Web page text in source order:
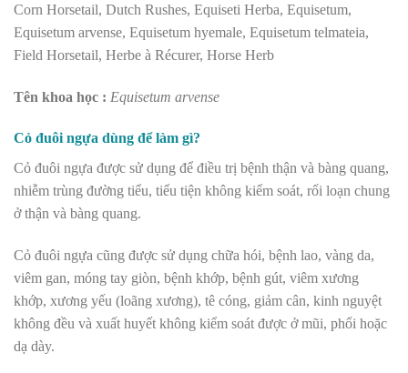
Corn Horsetail, Dutch Rushes, Equiseti Herba, Equisetum,
Equisetum arvense, Equisetum hyemale, Equisetum telmateia,
Field Horsetail, Herbe à Récurer, Horse Herb
Tên khoa học : Equisetum arvense
Cỏ đuôi ngựa dùng để làm gì?
Cỏ đuôi ngựa được sử dụng để điều trị bệnh thận và bàng quang,
nhiễm trùng đường tiểu, tiểu tiện không kiểm soát, rối loạn chung
ở thận và bàng quang.
Cỏ đuôi ngựa cũng được sử dụng chữa hói, bệnh lao, vàng da,
viêm gan, móng tay giòn, bệnh khớp, bệnh gút, viêm xương
khớp, xương yếu (loãng xương), tê cóng, giảm cân, kinh nguyệt
không đều và xuất huyết không kiểm soát được ở mũi, phổi hoặc
dạ dày.